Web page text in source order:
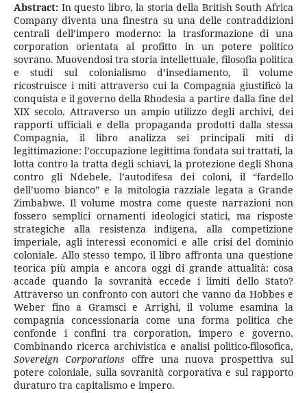
Abstract: In questo libro, la storia della British South Africa
Company diventa una finestra su una delle contraddizioni
centrali dell’impero moderno: la trasformazione di una
corporation orientata al profitto in un potere politico
sovrano. Muovendosi tra storia intellettuale, filosofia politica
e studi sul colonialismo d’insediamento, il volume
ricostruisce i miti attraverso cui la Compagnia giustificò la
conquista e il governo della Rhodesia a partire dalla fine del
XIX secolo. Attraverso un ampio utilizzo degli archivi, dei
rapporti ufficiali e della propaganda prodotti dalla stessa
Compagnia, il libro analizza sei principali miti di
legittimazione: l’occupazione legittima fondata sui trattati, la
lotta contro la tratta degli schiavi, la protezione degli Shona
contro gli Ndebele, l’autodifesa dei coloni, il “fardello
dell’uomo bianco” e la mitologia razziale legata a Grande
Zimbabwe. Il volume mostra come queste narrazioni non
fossero semplici ornamenti ideologici statici, ma risposte
strategiche alla resistenza indigena, alla competizione
imperiale, agli interessi economici e alle crisi del dominio
coloniale. Allo stesso tempo, il libro affronta una questione
teorica più ampia e ancora oggi di grande attualità: cosa
accade quando la sovranità eccede i limiti dello Stato?
Attraverso un confronto con autori che vanno da Hobbes e
Weber fino a Gramsci e Arrighi, il volume esamina la
compagnia concessionaria come una forma politica che
confonde i confini tra corporation, impero e governo.
Combinando ricerca archivistica e analisi politico-filosofica,
Sovereign Corporations offre una nuova prospettiva sul
potere coloniale, sulla sovranità corporativa e sul rapporto
duraturo tra capitalismo e impero.